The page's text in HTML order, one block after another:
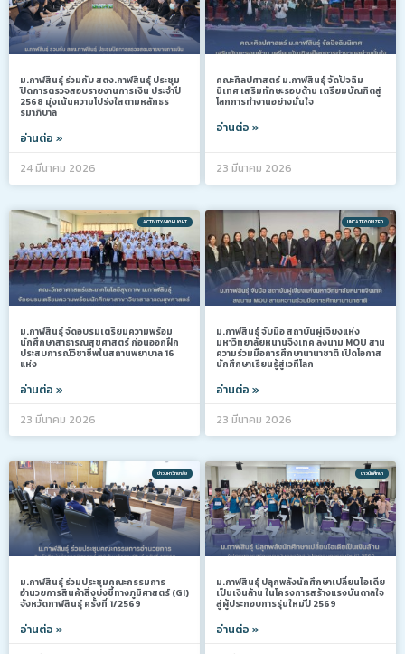
ม.กาฬสินธุ์ ร่วมกับ สตง.กาฬสินธุ์ ประชุม
ปิดการตรวจสอบรายงานการเงิน ประจำปี
2568 มุ่งเน้นความโปร่งใสตามหลักธร
รมาภิบาล
อ่านต่อ »
24 มีนาคม 2026
คณะศิลปศาสตร์ ม.กาฬสินธุ์ จัดปัจฉิม
นิเทศ เสริมทักษะรอบด้าน เตรียมบัณฑิตสู่
โลกการทำงานอย่างมั่นใจ
อ่านต่อ »
23 มีนาคม 2026
ACTIVITY/HIGHLIGHT
ม.กาฬสินธุ์ จัดอบรมเตรียมความพร้อม
นักศึกษาสาธารณสุขศาสตร์ ก่อนออกฝึก
ประสบการณ์วิชาชีพในสถานพยาบาล 16
แห่ง
อ่านต่อ »
23 มีนาคม 2026
UNCATEGORIZED
ม.กาฬสินธุ์ จับมือ สถาบันผู่เจียงแห่ง
มหาวิทยาลัยหนานจิงเทค ลงนาม MOU สาน
ความร่วมมือการศึกษานานาชาติ เปิดโอกาส
นักศึกษาเรียนรู้สู่เวทีโลก
อ่านต่อ »
23 มีนาคม 2026
ข่าวมหาวิทยาลัย
ม.กาฬสินธุ์ ร่วมประชุมคณะกรรมการ
อำนวยการสินค้าสิ่งบ่งชี้ทางภูมิศาสตร์ (GI)
จังหวัดกาฬสินธุ์ ครั้งที่ 1/2569
อ่านต่อ »
ข่าวนักศึกษา
ม.กาฬสินธุ์ ปลุกพลังนักศึกษาเปลี่ยนไอเดีย
เป็นเงินล้าน ในโครงการสร้างแรงบันดาลใจ
สู่ผู้ประกอบการรุ่นใหม่ปี 2569
อ่านต่อ »